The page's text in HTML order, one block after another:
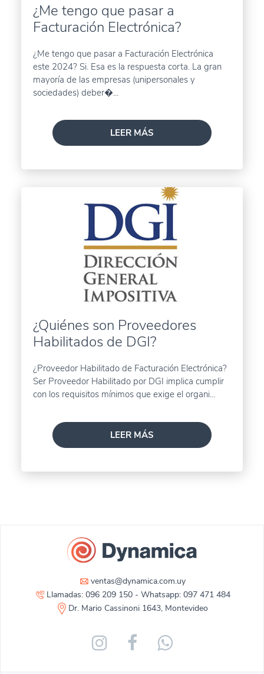
¿Me tengo que pasar a
Facturación Electrónica?
¿Me tengo que pasar a Facturación Electrónica
este 2024? Si. Esa es la respuesta corta. La gran
mayoría de las empresas (unipersonales y
sociedades) deber�...
LEER MÁS
¿Quiénes son Proveedores
Habilitados de DGI?
¿Proveedor Habilitado de Facturación Electrónica?
Ser Proveedor Habilitado por DGI implica cumplir
con los requisitos mínimos que exige el organi...
LEER MÁS
ventas@dynamica.com.uy
Llamadas: 096 209 150 - Whatsapp: 097 471 484
Dr. Mario Cassinoni 1643, Montevideo